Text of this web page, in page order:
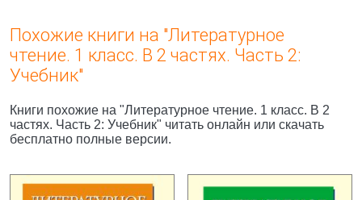
Похожие книги на "Литературное
чтение. 1 класс. В 2 частях. Часть 2:
Учебник"
Книги похожие на "Литературное чтение. 1 класс. В 2
частях. Часть 2: Учебник" читать онлайн или скачать
бесплатно полные версии.